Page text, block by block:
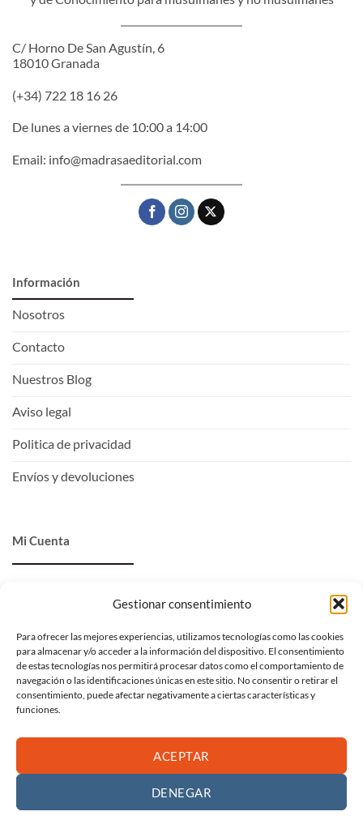
Gestionar consentimiento
Para ofrecer las mejores experiencias, utilizamos tecnologías como las cookies
para almacenar y/o acceder a la información del dispositivo. El consentimiento
de estas tecnologías nos permitirá procesar datos como el comportamiento de
navegación o las identificaciones únicas en este sitio. No consentir o retirar el
consentimiento, puede afectar negativamente a ciertas características y
funciones.
ACEPTAR
DENEGAR
C/ Horno De San Agustín, 6
18010 Granada
(+34) 722 18 16 26
De lunes a viernes de 10:00 a 14:00
Email: info@madrasaeditorial.com
Información
Nosotros
Contacto
Nuestros Blog
Aviso legal
Politica de privacidad
Envíos y devoluciones
Mi Cuenta
Mi lista de deseos
Proceder al pago
Visa PayPal
Madrasa Editorial